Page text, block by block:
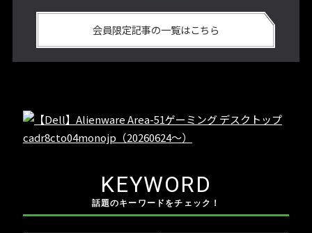
の強さは 「若さ」だけじゃないから説明します！【ストーム
久保のプロ格闘ゲーマーのゲンバから！ 第50回】
会員限定記事の一覧はこちら
KEYWORD
話題のキーワードをチェック！